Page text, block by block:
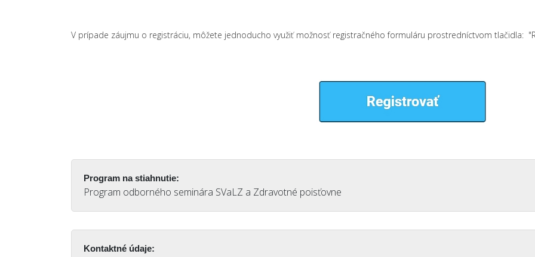
V prípade záujmu o registráciu, môžete jednoducho využiť možnosť registračného formuláru prostredníctvom tlačidla:
Program na stiahnutie:
Program odborného seminára SVaLZ a Zdravotné poisťovne
Kontaktné údaje: